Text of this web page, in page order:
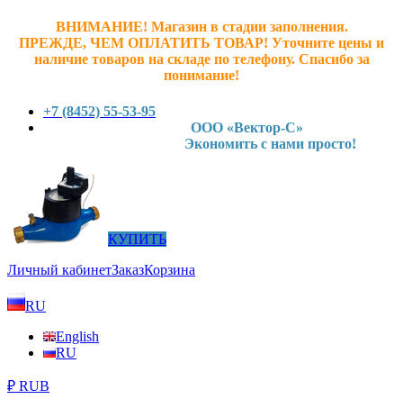
ВНИМАНИЕ! Магазин в стадии заполнения.
ПРЕЖДЕ, ЧЕМ ОПЛАТИТЬ ТОВАР! Уточните цены и
наличие товаров на складе по телефону. Спасибо за
понимание!
+7 (8452) 55-53-95
ООО «Вектор-С»
Экономить с нами просто!
КУПИТЬ
Личный кабинетЗаказКорзина
RU
English
RU
₽ RUB